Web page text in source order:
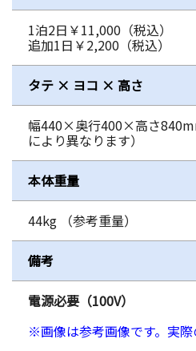
1泊2日￥11,000（税込）
追加1日￥2,200（税込）
タテ × ヨコ × 高さ
幅440×奥行400×高さ
により異なります）
本体重量
44kg （参考重量）
備考
電源必要（100V）
※画像は参考画像です。実際